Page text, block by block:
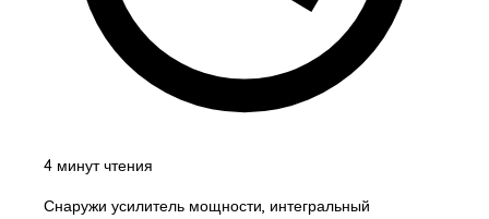
4 минут чтения
Снаружи усилитель мощности, интегральный